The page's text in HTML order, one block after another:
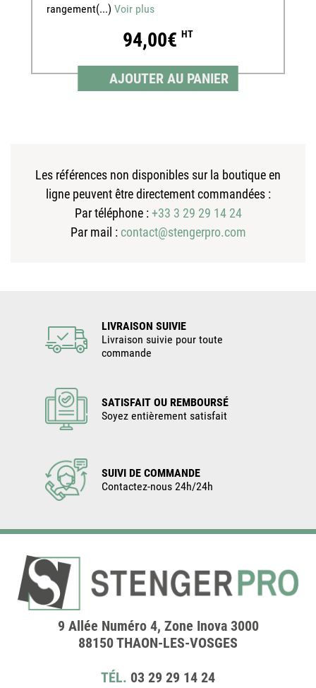
rangement(...) Voir plus
94,00€ HT
AJOUTER AU PANIER
Les références non disponibles sur la boutique en
ligne peuvent être directement commandées :
Par téléphone :+33 3 29 29 14 24
Par mail : contact@stengerpro.com
LIVRAISON SUIVIE
Livraison suivie pour toute
commande
SATISFAIT OU REMBOURSÉ
Soyez entièrement satisfait
SUIVI DE COMMANDE
Contactez-nous 24h/24h
9 Allée Numéro 4, Zone Inova 3000
88150 THAON-LES-VOSGES
TÉL. 03 29 29 14 24